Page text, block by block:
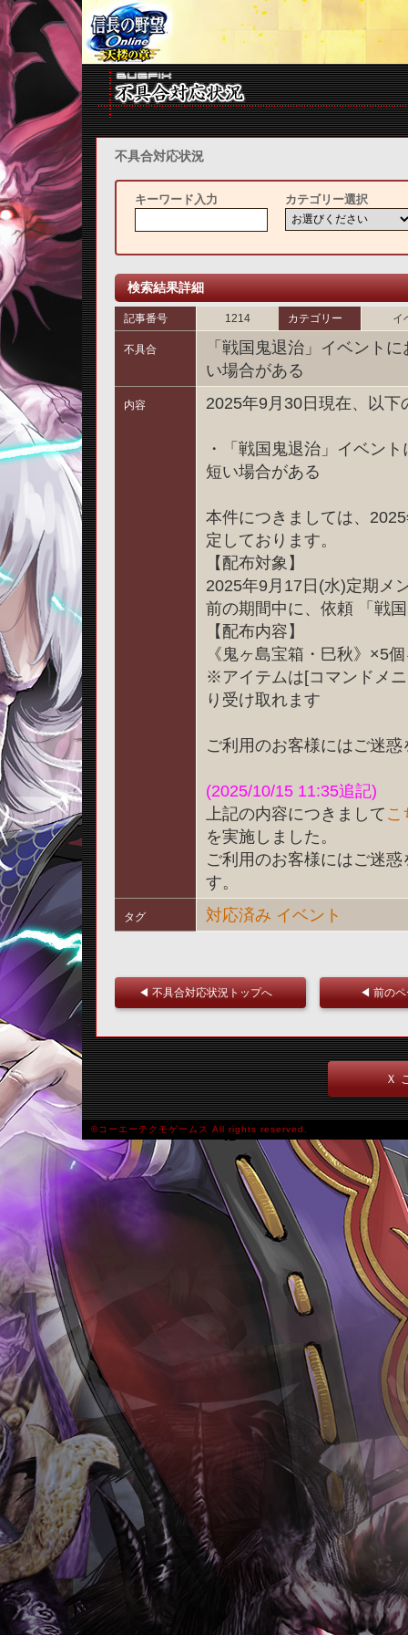
不具合対応状況
キーワード入力 カテゴリー選択
検索結果詳細
記事番号 1214 カテゴリー イ
不具合
「戦国鬼退治」イベント
い場合がある
内容 2025年9月30日現在、以
・「戦国鬼退治」イベン
短い場合がある
本件につきましては、
定しております。
【配布対象】
2025年9月17日(水)定期メ
前の期間中に、依頼 「戦
【配布内容】
《鬼ヶ島宝箱・巳秋》×5
※アイテムは[コマンドメ
り受け取れます
ご利用のお客様にはご迷
(2025/10/15 11:35追記)
上記の内容につきましてこ
を実施しました。
ご利用のお客様にはご迷
す。
タグ 対応済み イベント
◀ 不具合対応状況トップへ ◀ 前の
Ｘ